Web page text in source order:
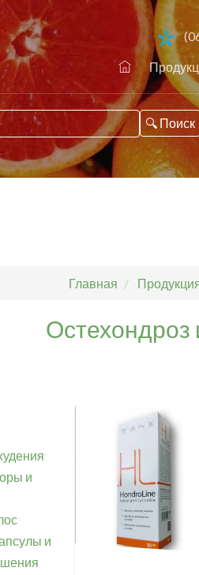
Главная
и
и